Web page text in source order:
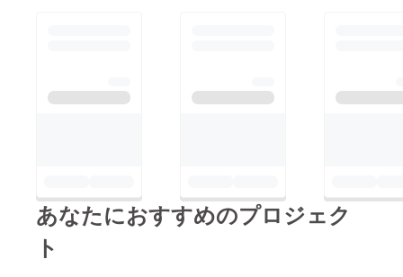
す。 ▼
て、プ
ロジェ
クト
ナー以
外の第
雇用関
係の成
あなたにおすすめのプロジェク
ト